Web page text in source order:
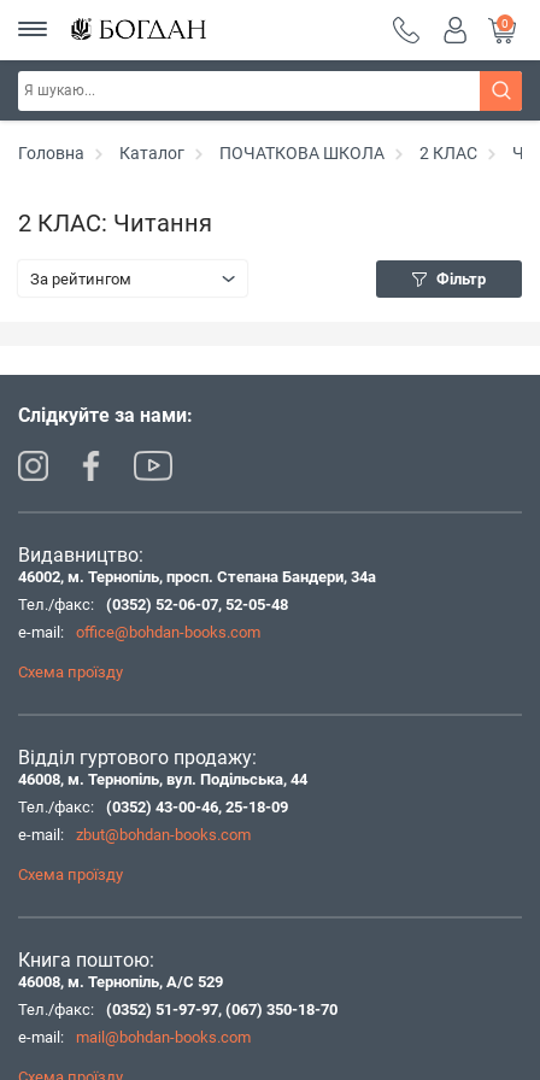
0
Головна Каталог ПОЧАТКОВА ШКОЛА 2 КЛАС
2 КЛАС: Читання
За рейтингом Фільтр
Слідкуйте за нами:
Видавництво:
46002, м. Тернопіль, просп. Степана Бандери, 34а
Тел./факс:
(0352) 52-06-07, 52-05-48
e-mail:
office@bohdan-books.com
Схема проїзду
Відділ гуртового продажу:
46008, м. Тернопіль, вул. Подільська, 44
Тел./факс:
(0352) 43-00-46, 25-18-09
e-mail:
zbut@bohdan-books.com
Схема проїзду
Книга поштою:
46008, м. Тернопіль, А/С 529
Тел./факс:
(0352) 51-97-97, (067) 350-18-70
e-mail:
mail@bohdan-books.com